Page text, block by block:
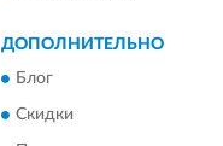
ДОПОЛНИТЕЛЬНО
Блог
Скидки